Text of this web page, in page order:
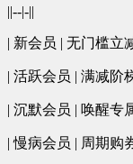
||--|-||
| 新会员 | 无门槛立
| 活跃会员 | 满减阶
| 沉默会员 | 唤醒专
| 慢病会员 | 周期购